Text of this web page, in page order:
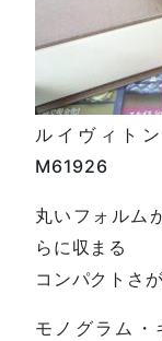
ルイヴィト
M61926
丸いフォルム
らに収まる
コンパクトさ
モノグラム・